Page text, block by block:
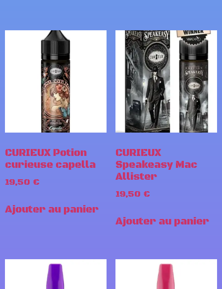
CURIEUX Potion
curieuse capella
19,50 €
Ajouter au panier
CURIEUX
Speakeasy Mac
Allister
19,50 €
Ajouter au panier